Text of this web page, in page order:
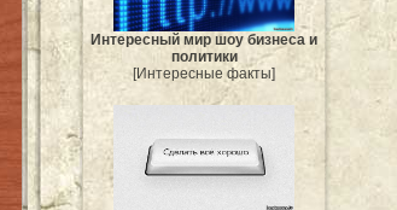
Интересный мир шоу бизнеса и
политики
[Интересные факты]